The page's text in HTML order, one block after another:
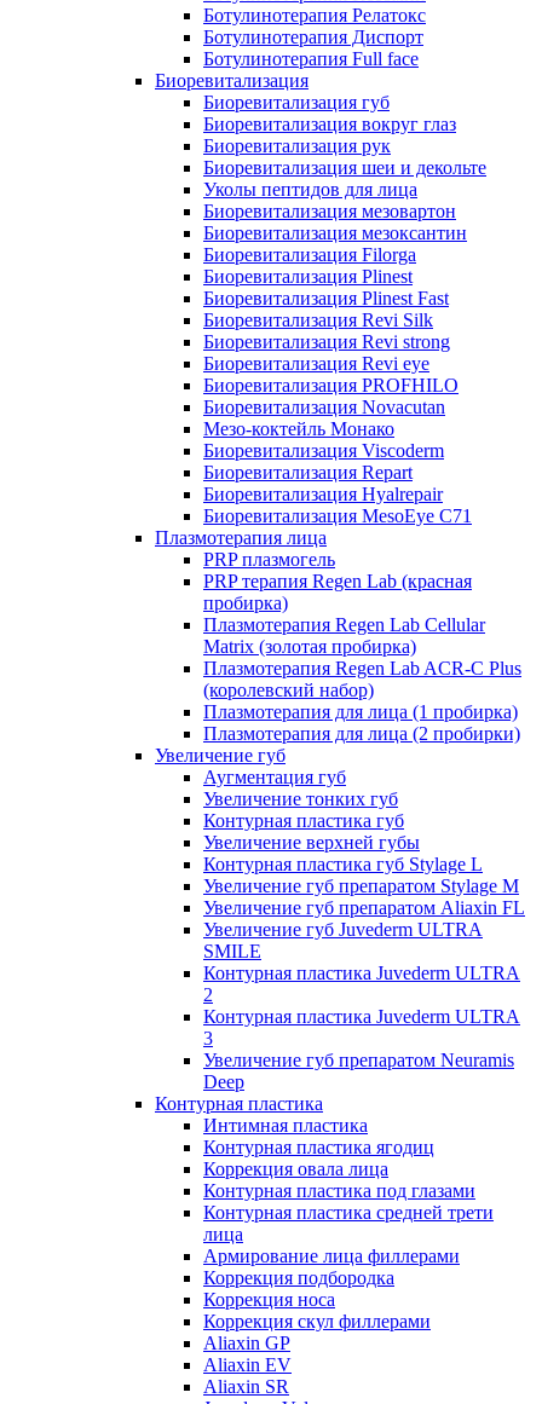
Ботулинотерапия Релатокс
Ботулинотерапия Диспорт
Ботулинотерапия Full face
Биоревитализация
Биоревитализация губ
Биоревитализация вокруг глаз
Биоревитализация рук
Биоревитализация шеи и декольте
Уколы пептидов для лица
Биоревитализация мезовартон
Биоревитализация мезоксантин
Биоревитализация Filorga
Биоревитализация Plinest
Биоревитализация Plinest Fast
Биоревитализация Revi Silk
Биоревитализация Revi strong
Биоревитализация Revi eye
Биоревитализация PROFHILO
Биоревитализация Novacutan
Мезо-коктейль Монако
Биоревитализация Viscoderm
Биоревитализация Repart
Биоревитализация Hyalrepair
Биоревитализация MesoEye C71
Плазмотерапия лица
PRP плазмогель
PRP терапия Regen Lab (красная
пробирка)
Плазмотерапия Regen Lab Cellular
Matrix (золотая пробирка)
Плазмотерапия Regen Lab ACR-C Plus
(королевский набор)
Плазмотерапия для лица (1 пробирка)
Плазмотерапия для лица (2 пробирки)
Увеличение губ
Аугментация губ
Увеличение тонких губ
Контурная пластика губ
Увеличение верхней губы
Контурная пластика губ Stylage L
Увеличение губ препаратом Stylage M
Увеличение губ препаратом Aliaxin FL
Увеличение губ Juvederm ULTRA
SMILE
Контурная пластика Juvederm ULTRA
2
Контурная пластика Juvederm ULTRA
3
Увеличение губ препаратом Neuramis
Deep
Контурная пластика
Интимная пластика
Контурная пластика ягодиц
Коррекция овала лица
Контурная пластика под глазами
Контурная пластика средней трети
лица
Армирование лица филлерами
Коррекция подбородка
Коррекция носа
Коррекция скул филлерами
Aliaxin GP
Aliaxin EV
Aliaxin SR